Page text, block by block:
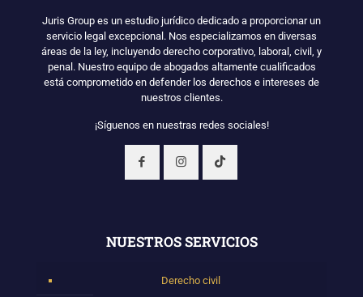
Juris Group es un estudio jurídico dedicado a proporcionar un
servicio legal excepcional. Nos especializamos en diversas
áreas de la ley, incluyendo derecho corporativo, laboral, civil, y
penal. Nuestro equipo de abogados altamente cualificados
está comprometido en defender los derechos e intereses de
nuestros clientes.
¡Síguenos en nuestras redes sociales!
NUESTROS SERVICIOS
Derecho civil